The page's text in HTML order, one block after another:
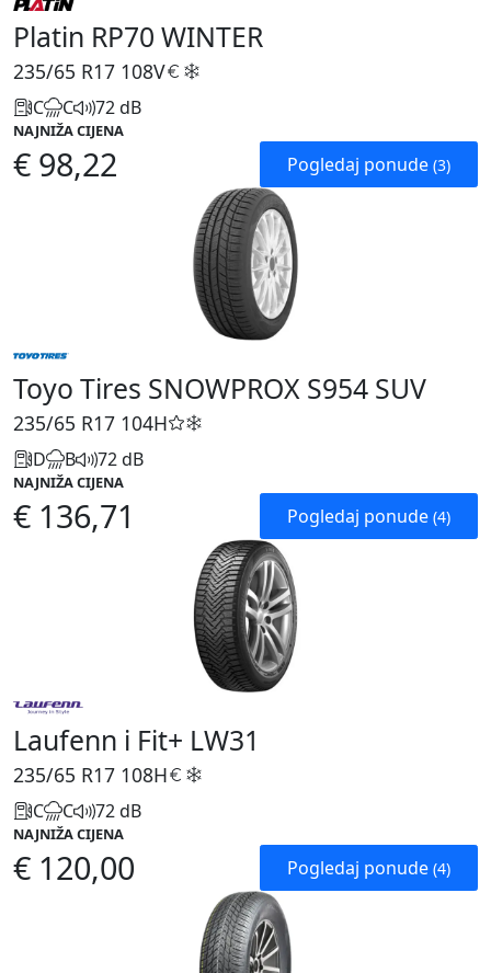
Platin RP70 WINTER
235/65 R17 108V
C C 72 dB
NAJNIŽA CIJENA
€ 98,22 Pogledaj ponude (3)
Toyo Tires SNOWPROX S954 SUV
235/65 R17 104H
D B 72 dB
NAJNIŽA CIJENA
€ 136,71 Pogledaj ponude (4)
Laufenn i Fit+ LW31
235/65 R17 108H
C C 72 dB
NAJNIŽA CIJENA
€ 120,00 Pogledaj ponude (4)